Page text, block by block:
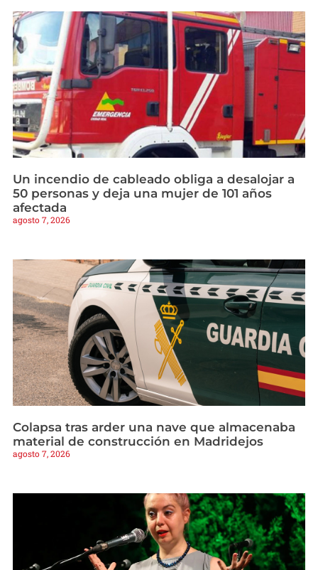
Un incendio de cableado obliga a desalojar a
50 personas y deja una mujer de 101 años
afectada
agosto 7, 2026
Colapsa tras arder una nave que almacenaba
material de construcción en Madridejos
agosto 7, 2026